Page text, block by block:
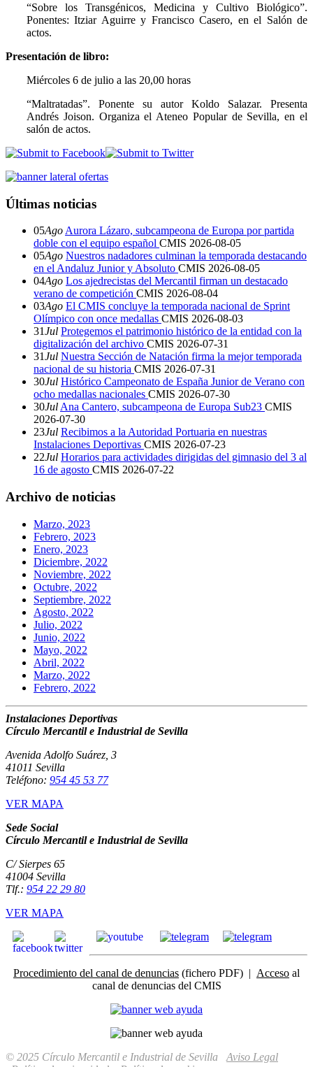
“Sobre los Transgénicos, Medicina y Cultivo Biológico”.
Ponentes: Itziar Aguirre y Francisco Casero, en el Salón de
actos.
Presentación de libro:
Miércoles 6 de julio a las 20,00 horas
“Maltratadas”. Ponente su autor Koldo Salazar. Presenta
Andrés Joison. Organiza el Ateneo Popular de Sevilla, en el
salón de actos.
Últimas noticias
05Ago Aurora Lázaro, subcampeona de Europa por partida
doble con el equipo español CMIS 2026-08-05
05Ago Nuestros nadadores culminan la temporada destacando
en el Andaluz Junior y Absoluto CMIS 2026-08-05
04Ago Los ajedrecistas del Mercantil firman un destacado
verano de competición CMIS 2026-08-04
03Ago El CMIS concluye la temporada nacional de Sprint
Olímpico con once medallas CMIS 2026-08-03
31Jul Protegemos el patrimonio histórico de la entidad con la
digitalización del archivo CMIS 2026-07-31
31Jul Nuestra Sección de Natación firma la mejor temporada
nacional de su historia CMIS 2026-07-31
30Jul Histórico Campeonato de España Junior de Verano con
ocho medallas nacionales CMIS 2026-07-30
30Jul Ana Cantero, subcampeona de Europa Sub23 CMIS
2026-07-30
23Jul Recibimos a la Autoridad Portuaria en nuestras
Instalaciones Deportivas CMIS 2026-07-23
22Jul Horarios para actividades dirigidas del gimnasio del 3 al
16 de agosto CMIS 2026-07-22
Archivo de noticias
Marzo, 2023
Febrero, 2023
Enero, 2023
Diciembre, 2022
Noviembre, 2022
Octubre, 2022
Septiembre, 2022
Agosto, 2022
Julio, 2022
Junio, 2022
Mayo, 2022
Abril, 2022
Marzo, 2022
Febrero, 2022
Instalaciones Deportivas
Círculo Mercantil e Industrial de Sevilla
Avenida Adolfo Suárez, 3
41011 Sevilla
Teléfono: 954 45 53 77
VER MAPA
Sede Social
Círculo Mercantil e Industrial de Sevilla
C/ Sierpes 65
41004 Sevilla
Tlf.: 954 22 29 80
VER MAPA
Procedimiento del canal de denuncias (fichero PDF) | Acceso al
canal de denuncias del CMIS
© 2025 Círculo Mercantil e Industrial de Sevilla Aviso Legal